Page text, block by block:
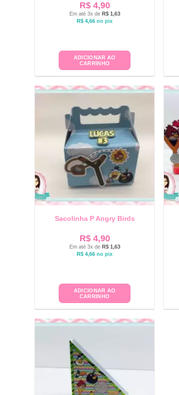
R$4,90
Em até 3x de R$1,63
R$ 4,66 no pix
ADICIONAR AO
CARRINHO
Sacolinha P Angry Birds
R$4,90
Em até 3x de R$1,63
R$ 4,66 no pix
ADICIONAR AO
CARRINHO